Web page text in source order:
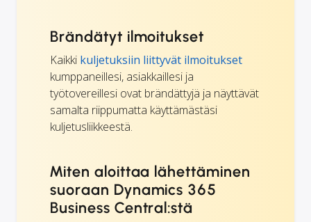
Brändätyt ilmoitukset
Kaikki kuljetuksiin liittyvät ilmoitukset
kumppaneillesi, asiakkaillesi ja
työtovereillesi ovat brändättyjä ja näyttävät
samalta riippumatta käyttämästäsi
kuljetusliikkeestä.
Miten aloittaa lähettäminen
suoraan Dynamics 365
Business Central:stä